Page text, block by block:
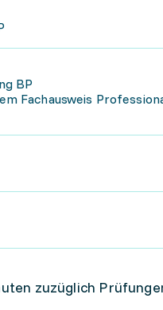
BP
Fachausweis
zuzüglich